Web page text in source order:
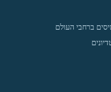
ברחבי העולם